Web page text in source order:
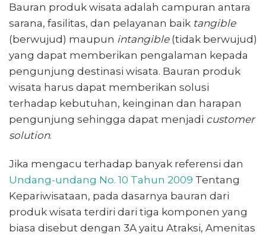
Bauran produk wisata adalah campuran antara
sarana, fasilitas, dan pelayanan baik tangible
(berwujud) maupun intangible(tidak berwujud)
yang dapat memberikan pengalaman kepada
pengunjung destinasi wisata. Bauran produk
wisata harus dapat memberikan solusi
terhadap kebutuhan, keinginan dan harapan
pengunjung sehingga dapat menjadi customer
solution.
Jika mengacu terhadap banyak referensi dan
Undang-undang No. 10 Tahun 2009 Tentang
Kepariwisataan, pada dasarnya bauran dari
produk wisata terdiri dari tiga komponen yang
biasa disebut dengan 3A yaitu Atraksi, Amenitas